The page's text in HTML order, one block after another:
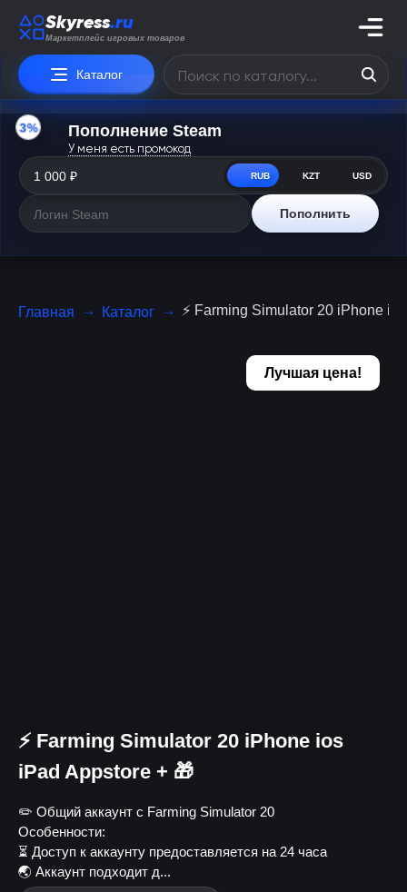
Skyress.ru
Маркетплейс игровых товаров
Каталог
3% Пополнение Steam
У меня есть промокод
RUB KZT USD
Пополнить
Главная Каталог ⚡️ Farming Simulator 20 iPhone
Лучшая цена!
⚡️ Farming Simulator 20 iPhone ios
iPad Appstore + 🎁
✏️ Общий аккаунт с Farming Simulator 20
Особенности:
⏳ Доступ к аккаунту предоставляется на 24 часа
🌏 Аккаунт подходит д...